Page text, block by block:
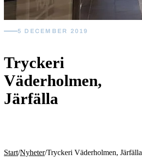
5 DECEMBER 2019
Tryckeri
Väderholmen,
Järfälla
Start/Nyheter/Tryckeri Väderholmen, Järfälla